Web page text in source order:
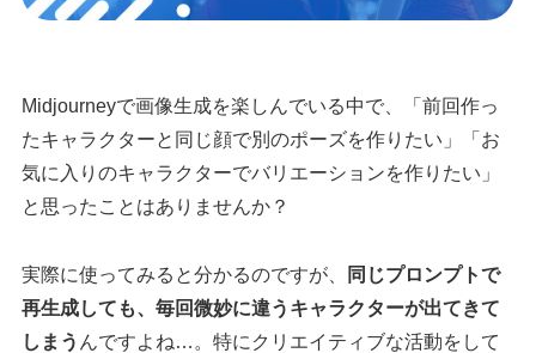
Midjourneyで画像生成を楽しんでいる中で、「前回作っ
たキャラクターと同じ顔で別のポーズを作りたい」「お
気に入りのキャラクターでバリエーションを作りたい」
と思ったことはありませんか？
実際に使ってみると分かるのですが、
同じプロンプトで
再生成しても、毎回微妙に違うキャラクターが出てきて
しまう んですよね…。特にクリエイティブな活動をして